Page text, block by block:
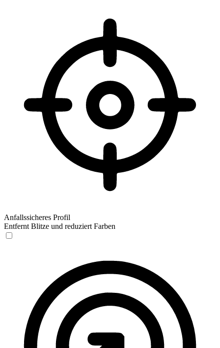
Anfallssicheres Profil
Entfernt Blitze und reduziert Farben